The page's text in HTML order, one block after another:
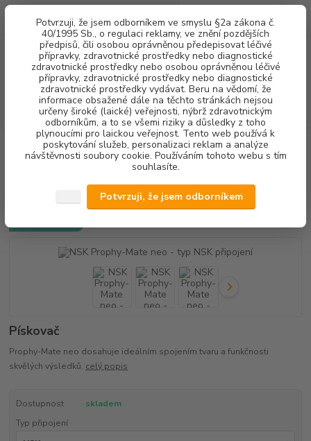
Potvrzuji, že jsem odborníkem ve smyslu §2a zákona č.
40/1995 Sb., o regulaci reklamy, ve znění pozdějších
předpisů, čili osobou oprávněnou předepisovat léčivé
přípravky, zdravotnické prostředky nebo diagnostické
zdravotnické prostředky nebo osobou oprávněnou léčivé
přípravky, zdravotnické prostředky nebo diagnostické
zdravotnické prostředky vydávat. Beru na vědomí, že
informace obsažené dále na těchto stránkách nejsou
určeny široké (laické) veřejnosti, nýbrž zdravotnickým
odborníkům, a to se všemi riziky a důsledky z toho
plynoucími pro laickou veřejnost. Tento web používá k
poskytování služeb, personalizaci reklam a analýze
návštěvnosti soubory cookie. Používáním tohoto webu s tím
souhlasíte.
Potvrzuji, že jsem odborníkem
Menu
CZK
Hledat
(Po-Pá, 8-16 hod.)
za0,00 Kč
DENTALNÍ HYGIENA NSK Prophy-Mate neo - typ NSK připojení
NSK Prophy-Mate neo - typ NSK
Pískovač
Prophy-Mate neo dosahuje ideálním spojením tvaru a funkčnosti
skvělých výsledků. celý popis
Dostupnost
skladem
Typ připojení